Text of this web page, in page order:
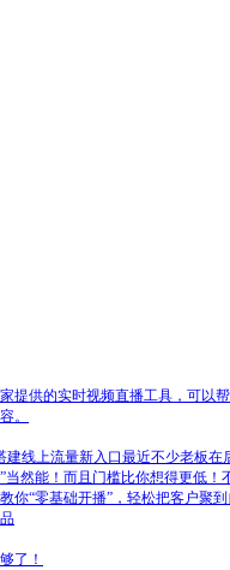
提供的实时视频直播工具，可以
。
建线上流量新入口最近不少老板在
当然能！而且门槛比你想得更低！
你“零基础开播”，轻松把客户聚到
了！